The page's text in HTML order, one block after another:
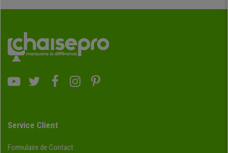
Service Client
Formulaire de Contact